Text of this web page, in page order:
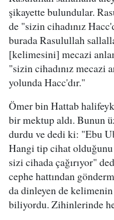
şikayette bulundular.
de "sizin cihadınız
burada Rasulullah
[kelimesini] mecazi
"sizin cihadınız mecazi
yolunda Hacc'dır."
Ömer bin Hattab
bir mektup aldı. Bunun
durdu ve dedi ki: "Ebu
Hangi tip cihat
sizi cihada çağırıyor"
cephe hattından
da dinleyen de
biliyordu. Zihinlerinde